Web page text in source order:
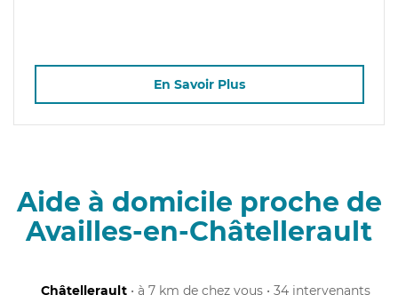
En Savoir Plus
Aide à domicile proche de
Availles-en-Châtellerault
Châtellerault • à 7 km de chez vous • 34 intervenants